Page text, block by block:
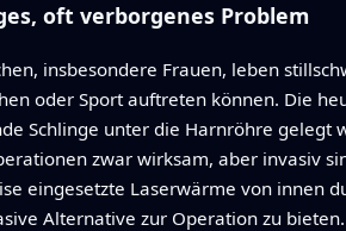
oft verborgenes Problem
insbesondere Frauen, leben
oder Sport auftreten können. Die
Schlinge unter die Harnröhre gelegt
zwar wirksam, aber invasiv
eingesetzte Laserwärme von innen
Alternative zur Operation zu bieten.